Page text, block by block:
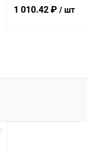
1 010.42 ₽ / шт
Купить в 1 клик